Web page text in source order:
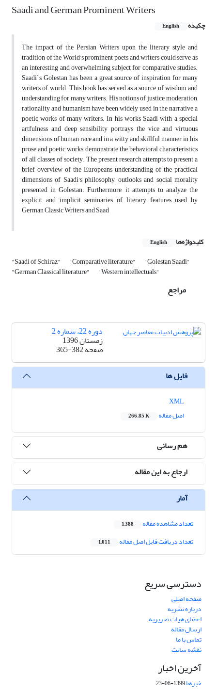
Saadi and German Prominent Writers
چکیده English
The impact of the Persian Writers upon the literary style and
tradition of the World's prominent poets and writers could serve as
an interesting and overwhelming subject for comparative studies.
Saadi`s Golestan has been a great source of inspiration for many
writers of world. This book has served as a source of wisdom and
understanding for many writers. His notions of justice, moderation,
rationality and humanism have been widely used in the narrative a
poetic works of many writers. In his works Saadi with a special
artfulness and deep sensibility portrays the vice and virtuous
dimensions of human race and in a witty and skillful manner, in his
prose and poetic works, demonstrate the behavioral characteristics
of all classes of society. The present research attempts to present a
brief overview of the Europeans understanding of the practical
dimensions of Saadi's philosophy, outlooks and social morality
presented in Golestan. Furthermore, it attempts to analyze the
explicit and implicit seminaries of literary features used by
German Classic Writers and Saad
کلیدواژه‌ها English
"Saadi of Schiraz" "Comparative literature" "Golestan Saadi"
"German Classical literature" "Western intellectuals"
مراجع
دوره 22، شماره 2
زمستان 1396
صفحه365-382
فایل ها
اصل مقاله
266.85 K
هم رسانی
ارجاع به این مقاله
آمار
تعداد مشاهده مقاله 1,388
تعداد دریافت فایل اصل مقاله 1,011
دسترسی سریع
صفحه اصلی
درباره نشریه
اعضای هیات تحریریه
ارسال مقاله
تماس با ما
نقشه سایت
آخرین اخبار
خبرها1399-06-23